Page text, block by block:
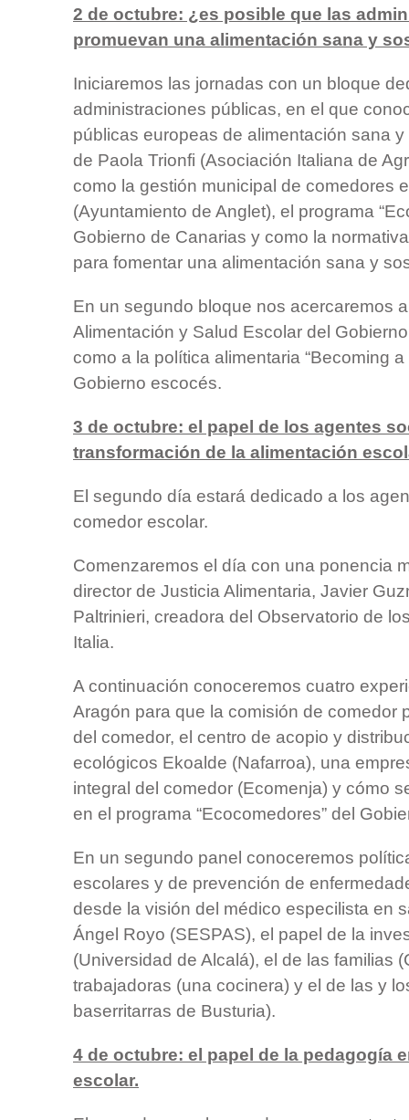
2 de octubre: ¿es posible que las
promuevan una alimentación sana y
Iniciaremos las jornadas con un bloque
administraciones públicas, en el que
públicas europeas de alimentación sana
de Paola Trionfi (Asociación Italiana de
como la gestión municipal de comedores
(Ayuntamiento de Anglet), el programa
Gobierno de Canarias y como la
para fomentar una alimentación sana y
En un segundo bloque nos acercaremos
Alimentación y Salud Escolar del
como a la política alimentaria “Becoming
Gobierno escocés.
3 de octubre: el papel de los agentes
transformación de la alimentación
El segundo día estará dedicado a los
comedor escolar.
Comenzaremos el día con una ponencia
director de Justicia Alimentaria, Javier
Paltrinieri, creadora del Observatorio de
Italia.
A continuación conoceremos cuatro
Aragón para que la comisión de comedor
del comedor, el centro de acopio y
ecológicos Ekoalde (Nafarroa), una
integral del comedor (Ecomenja) y cómo
en el programa “Ecocomedores” del
En un segundo panel conoceremos
escolares y de prevención de
desde la visión del médico especilista en
Ángel Royo (SESPAS), el papel de la
(Universidad de Alcalá), el de las familias
trabajadoras (una cocinera) y el de las y
baserritarras de Busturia).
4 de octubre: el papel de la pedagogía
escolar.